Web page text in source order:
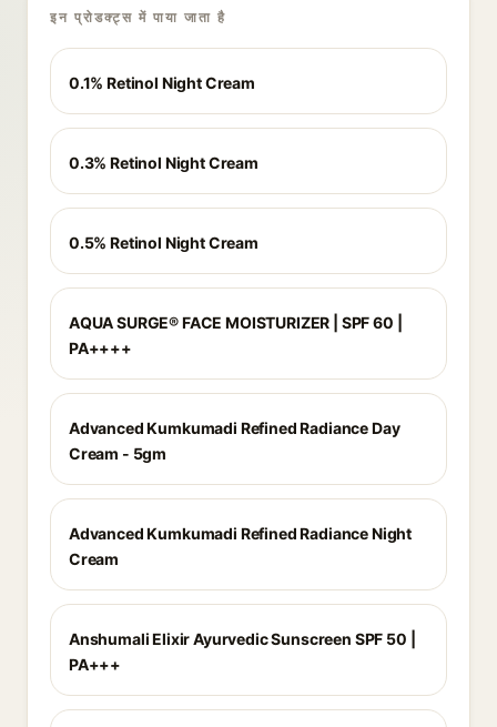
इन प्रोडक्ट्स में पाया जाता है
0.1% Retinol Night Cream
0.3% Retinol Night Cream
0.5% Retinol Night Cream
AQUA SURGE® FACE MOISTURIZER | SPF 60 |
PA++++
Advanced Kumkumadi Refined Radiance Day
Cream - 5gm
Advanced Kumkumadi Refined Radiance Night
Cream
Anshumali Elixir Ayurvedic Sunscreen SPF 50 |
PA+++